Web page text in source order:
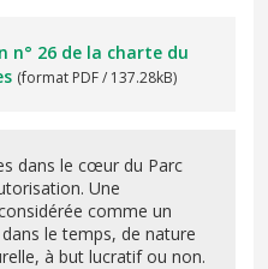
26 de la charte du
(format PDF / 137.28kB)
dans le cœur du Parc
Une
comme un
le temps, de nature
à but lucratif ou non.